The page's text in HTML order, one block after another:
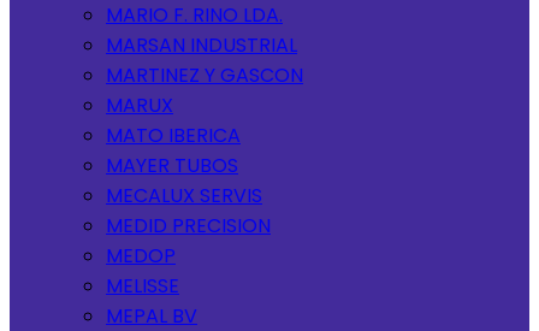
MARIO F. RINO LDA.
MARSAN INDUSTRIAL
MARTINEZ Y GASCON
MARUX
MATO IBERICA
MAYER TUBOS
MECALUX SERVIS
MEDID PRECISION
MEDOP
MELISSE
MEPAL BV